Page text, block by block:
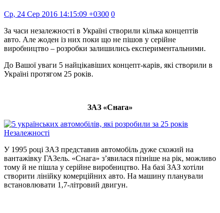
Ср, 24 Сер 2016 14:15:09 +0300 0
За часи незалежності в Україні створили кілька концептів
авто. Але жоден із них поки що не пішов у серійне
виробництво – розробки залишились експериментальними.
До Вашої уваги 5 найцікавіших концепт-карів, які створили в
Україні протягом 25 років.
ЗАЗ «Снага»
У 1995 році ЗАЗ представив автомобіль дуже схожий на
вантажівку ГАЗель. «Снага» з’явилася пізніше на рік, можливо
тому й не пішла у серійне виробництво. На базі ЗАЗ хотіли
створити лінійку комерційних авто. На машину планували
встановлювати 1,7-літровий двигун.